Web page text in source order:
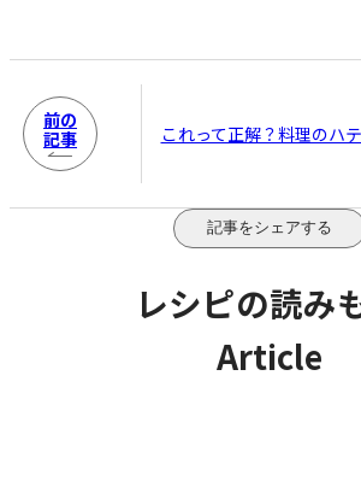
前の
記事
これって正解？料理のハ
記事をシェアする
レシピの読み
Article